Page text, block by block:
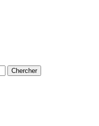
Chercher